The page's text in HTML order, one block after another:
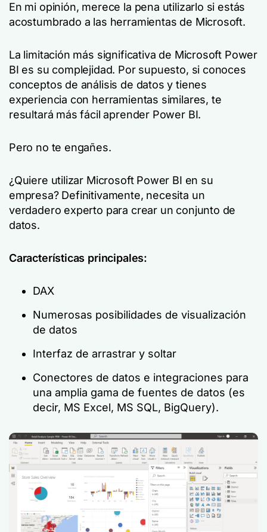
En mi opinión, merece la pena utilizarlo si estás
acostumbrado a las herramientas de Microsoft.
La limitación más significativa de Microsoft Power
BI es su complejidad. Por supuesto, si conoces
conceptos de análisis de datos y tienes
experiencia con herramientas similares, te
resultará más fácil aprender Power BI.
Pero no te engañes.
¿Quiere utilizar Microsoft Power BI en su
empresa? Definitivamente, necesita un
verdadero experto para crear un conjunto de
datos.
Características principales:
DAX
Numerosas posibilidades de visualización
de datos
Interfaz de arrastrar y soltar
Conectores de datos e integraciones para
una amplia gama de fuentes de datos (es
decir, MS Excel, MS SQL, BigQuery).